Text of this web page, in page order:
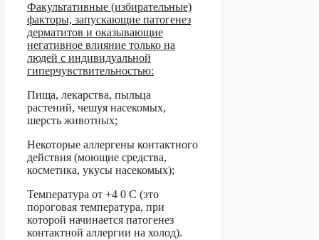
Факультативные (избирательные)
факторы, запускающие патогенез
дерматитов и оказывающие
негативное влияние только на
людей с индивидуальной
гиперчувствительностью:
Пища, лекарства, пыльца
растений, чешуя насекомых,
шерсть животных;
Некоторые аллергены контактного
действия (моющие средства,
косметика, укусы насекомых);
Температура от +4 0 С (это
пороговая температура, при
которой начинается патогенез
контактной аллергии на холод).